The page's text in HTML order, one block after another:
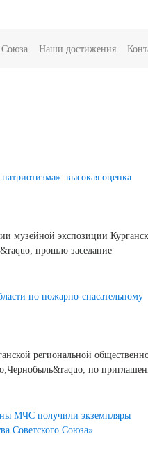
Союза(current)
Наши достижения
высокая оценка
музейной экспозиции
прошло заседание
по пожарно-спасательному
региональной
по
МЧС получили экземпляры
Советского Союза»